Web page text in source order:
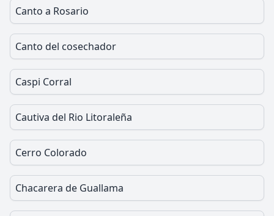
Canto a Rosario
Canto del cosechador
Caspi Corral
Cautiva del Rio Litoraleña
Cerro Colorado
Chacarera de Guallama